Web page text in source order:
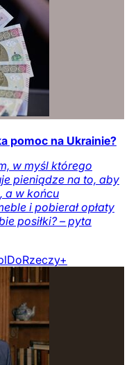
pomoc na Ukrainie?
w myśl którego
pieniądze na to, aby
a w końcu
i pobierał opłaty
posiłki? – pyta
DoRzeczy+